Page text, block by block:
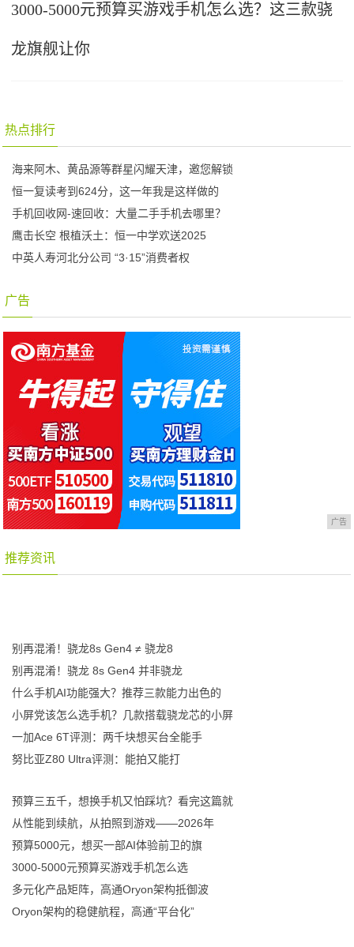
3000-5000元预算买游戏手机怎么选？这三款骁
龙旗舰让你
热点排行
海来阿木、黄品源等群星闪耀天津，邀您解锁
恒一复读考到624分，这一年我是这样做的
手机回收网-速回收：大量二手手机去哪里？
鹰击长空 根植沃土：恒一中学欢送2025
中英人寿河北分公司 “3·15”消费者权
广告
广告
推荐资讯
别再混淆！骁龙8s Gen4 ≠ 骁龙8
别再混淆！骁龙 8s Gen4 并非骁龙
什么手机AI功能强大？推荐三款能力出色的
小屏党该怎么选手机？几款搭载骁龙芯的小屏
一加Ace 6T评测：两千块想买台全能手
努比亚Z80 Ultra评测：能拍又能打
预算三五千，想换手机又怕踩坑？看完这篇就
从性能到续航，从拍照到游戏——2026年
预算5000元，想买一部AI体验前卫的旗
3000-5000元预算买游戏手机怎么选
多元化产品矩阵，高通Oryon架构抵御波
Oryon架构的稳健航程，高通“平台化”